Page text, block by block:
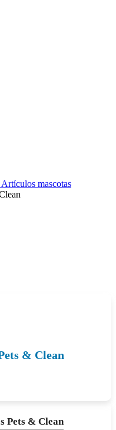
mascotas
& Clean
Pets & Clean